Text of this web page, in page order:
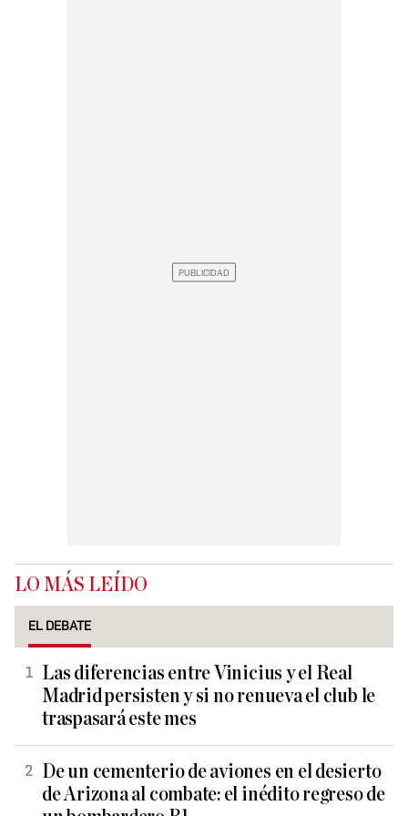
LO MÁS LEÍDO
EL DEBATE
Las diferencias entre Vinicius y el Real
Madrid persisten y si no renueva el club le
traspasará este mes
De un cementerio de aviones en el desierto
de Arizona al combate: el inédito regreso de